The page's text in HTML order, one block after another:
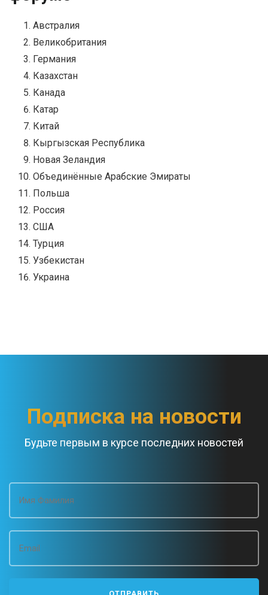
Австралия
Великобритания
Германия
Казахстан
Канада
Катар
Китай
Кыргызская Республика
Новая Зеландия
Объединённые Арабские Эмираты
Польша
Россия
США
Турция
Узбекистан
Украина
Подписка на новости
Будьте первым в курсе последних новостей